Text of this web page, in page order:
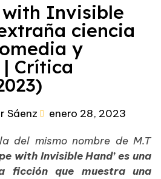
with Invisible
ciencia
y
Crítica
Sáenz enero 28, 2023
del mismo nombre de M.T
with Invisible Hand’ es una
ficción que muestra una